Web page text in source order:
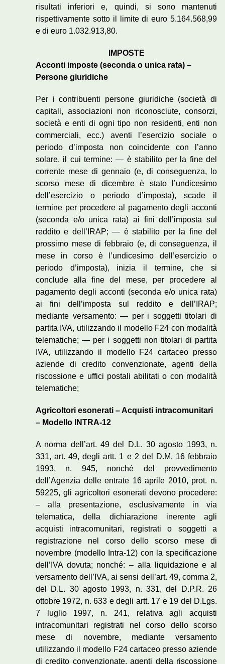
risultati inferiori e, quindi, si sono mantenuti
rispettivamente sotto il limite di euro 5.164.568,99
e di euro 1.032.913,80.
IMPOSTE
Acconti imposte (seconda o unica rata) –
Persone giuridiche
Per i contribuenti persone giuridiche (società di
capitali, associazioni non riconosciute, consorzi,
società e enti di ogni tipo non residenti, enti non
commerciali, ecc.) aventi l’esercizio sociale o
periodo d’imposta non coincidente con l’anno
solare, il cui termine: — è stabilito per la fine del
corrente mese di gennaio (e, di conseguenza, lo
scorso mese di dicembre è stato l’undicesimo
dell’esercizio o periodo d’imposta), scade il
termine per procedere al pagamento degli acconti
(seconda e/o unica rata) ai fini dell’imposta sul
reddito e dell’IRAP; — è stabilito per la fine del
prossimo mese di febbraio (e, di conseguenza, il
mese in corso è l’undicesimo dell’esercizio o
periodo d’imposta), inizia il termine, che si
conclude alla fine del mese, per procedere al
pagamento degli acconti (seconda e/o unica rata)
ai fini dell’imposta sul reddito e dell’IRAP;
mediante versamento: — per i soggetti titolari di
partita IVA, utilizzando il modello F24 con modalità
telematiche; — per i soggetti non titolari di partita
IVA, utilizzando il modello F24 cartaceo presso
aziende di credito convenzionate, agenti della
riscossione e uffici postali abilitati o con modalità
telematiche;
Agricoltori esonerati – Acquisti intracomunitari
– Modello INTRA-12
A norma dell’art. 49 del D.L. 30 agosto 1993, n.
331, art. 49, degli artt. 1 e 2 del D.M. 16 febbraio
1993, n. 945, nonché del provvedimento
dell’Agenzia delle entrate 16 aprile 2010, prot. n.
59225, gli agricoltori esonerati devono procedere:
– alla presentazione, esclusivamente in via
telematica, della dichiarazione inerente agli
acquisti intracomunitari, registrati o soggetti a
registrazione nel corso dello scorso mese di
novembre (modello Intra-12) con la specificazione
dell’IVA dovuta; nonché: – alla liquidazione e al
versamento dell’IVA, ai sensi dell’art. 49, comma 2,
del D.L. 30 agosto 1993, n. 331, del D.P.R. 26
ottobre 1972, n. 633 e degli artt. 17 e 19 del D.Lgs.
7 luglio 1997, n. 241, relativa agli acquisti
intracomunitari registrati nel corso dello scorso
mese di novembre, mediante versamento
utilizzando il modello F24 cartaceo presso aziende
di credito convenzionate, agenti della riscossione